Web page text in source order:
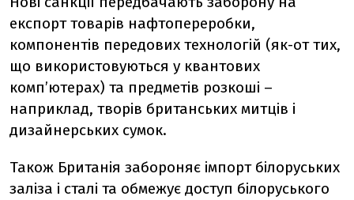
експорт товарів нафтопереробки,
компонентів передових технологій (як-от тих,
що використовуються у квантових
комп’ютерах) та предметів розкоші –
наприклад, творів британських митців і
дизайнерських сумок.
Також Британія забороняє імпорт білоруських
заліза і сталі та обмежує доступ білоруського